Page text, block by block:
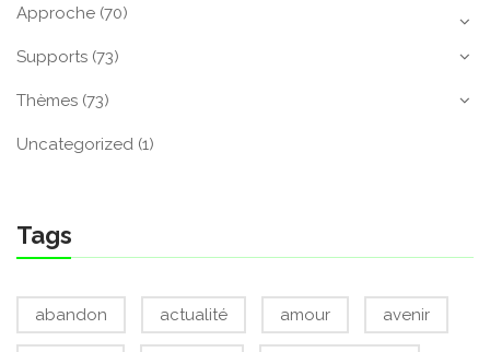
Approche (70)
Supports (73)
Thèmes (73)
Uncategorized (1)
Tags
abandon actualité amour avenir